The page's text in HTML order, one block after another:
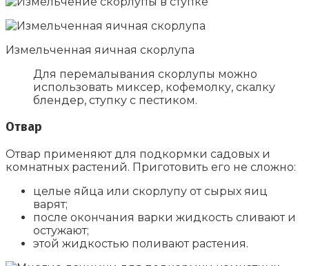
Измельченная яичная скорлупа
Для перемалывания скорлупы можно
использовать миксер, кофемолку, скалку
блендер, ступку с пестиком.
Отвар
Отвар применяют для подкормки садовых и
комнатных растений. Приготовить его не сложно:
целые яйца или скорлупу от сырых яиц
варят;
после окончания варки жидкость сливают и
остужают;
этой жидкостью поливают растения.